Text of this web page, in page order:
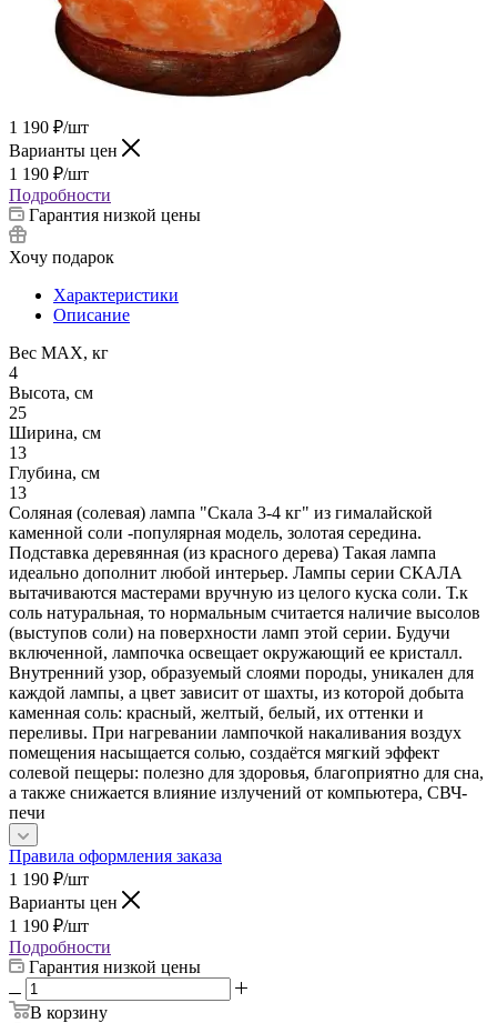
1 190 ₽/шт
Варианты цен
1 190 ₽/шт
Подробности
Гарантия низкой цены
Хочу подарок
Характеристики
Описание
Вес МАХ, кг
4
Высота, см
25
Ширина, см
13
Глубина, см
13
Соляная (солевая) лампа "Скала 3-4 кг" из гималайской
каменной соли -популярная модель, золотая середина.
Подставка деревянная (из красного дерева) Такая лампа
идеально дополнит любой интерьер. Лампы серии СКАЛА
вытачиваются мастерами вручную из целого куска соли. Т.к
соль натуральная, то нормальным считается наличие высолов
(выступов соли) на поверхности ламп этой серии. Будучи
включенной, лампочка освещает окружающий ее кристалл.
Внутренний узор, образуемый слоями породы, уникален для
каждой лампы, а цвет зависит от шахты, из которой добыта
каменная соль: красный, желтый, белый, их оттенки и
переливы. При нагревании лампочкой накаливания воздух
помещения насыщается солью, создаётся мягкий эффект
солевой пещеры: полезно для здоровья, благоприятно для сна,
а также снижается влияние излучений от компьютера, СВЧ-
печи
Правила оформления заказа
1 190 ₽/шт
Варианты цен
1 190 ₽/шт
Подробности
Гарантия низкой цены
В корзину